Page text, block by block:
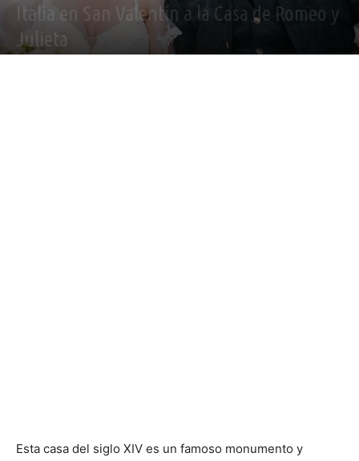
Italia en San Valentín a la Casa de Romeo y
Julieta
Esta casa del siglo XIV es un famoso monumento y